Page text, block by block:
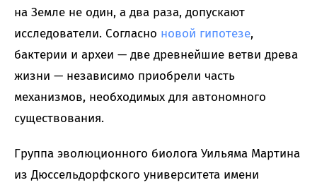
на Земле не один, а два раза, допускают
исследователи. Согласно новой гипотезе,
бактерии и археи — две древнейшие ветви древа
жизни — независимо приобрели часть
механизмов, необходимых для автономного
существования.
Группа эволюционного биолога Уильяма Мартина
из Дюссельдорфского университета имени